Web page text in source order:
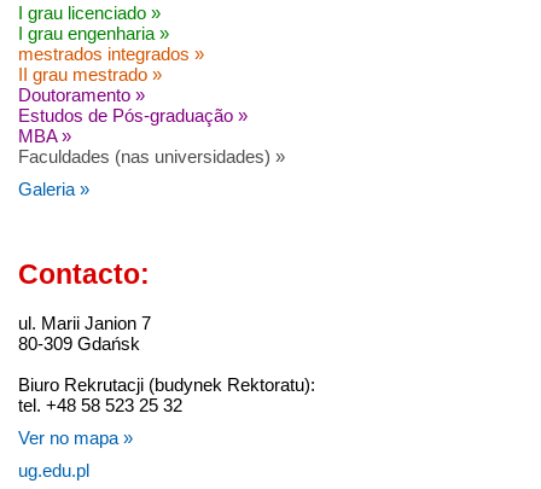
I grau licenciado »
I grau engenharia »
mestrados integrados »
II grau mestrado »
Doutoramento »
Estudos de Pós-graduação »
MBA »
Faculdades (nas universidades) »
Galeria »
Contacto:
ul. Marii Janion 7
80-309 Gdańsk
Biuro Rekrutacji (budynek Rektoratu):
tel. +48 58 523 25 32
Ver no mapa »
ug.edu.pl